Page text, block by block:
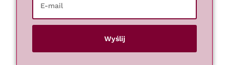
Wyślij